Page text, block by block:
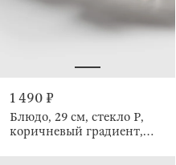
1 490 ₽
Блюдо, 29 см, стекло Р,
коричневый градиент,